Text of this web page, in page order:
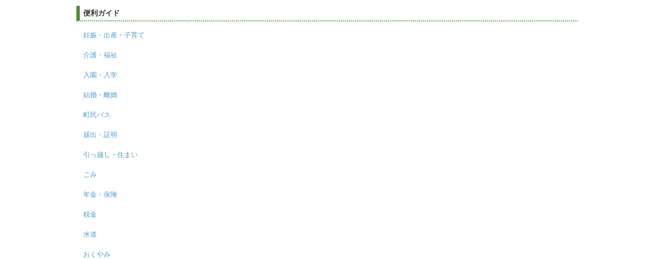
便利ガイド
妊娠・出産・子育て
介護・福祉
入園・入学
結婚・離婚
町民バス
届出・証明
引っ越し・住まい
ごみ
年金・保険
税金
水道
おくやみ